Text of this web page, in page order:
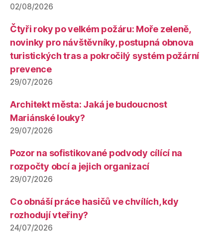
02/08/2026
Čtyři roky po velkém požáru: Moře zeleně,
novinky pro návštěvníky, postupná obnova
turistických tras a pokročilý systém požární
prevence
29/07/2026
Architekt města: Jaká je budoucnost
Mariánské louky?
29/07/2026
Pozor na sofistikované podvody cílící na
rozpočty obcí a jejich organizací
29/07/2026
Co obnáší práce hasičů ve chvílích, kdy
rozhodují vteřiny?
24/07/2026